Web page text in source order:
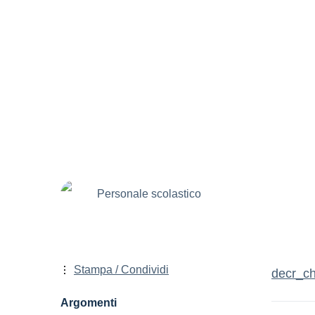
Personale scolastico
Stampa / Condividi
Argomenti